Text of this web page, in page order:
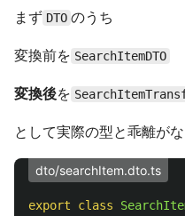
まず DTO のうち
変換前を SearchItemDTO
変換後を
として実際の型と乖離が
dto/searchItem.dto.ts
export class